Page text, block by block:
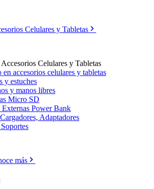
Celulares y Tabletas
Accesorios Celulares y Tabletas
en accesorios celulares y tabletas
y estuches
y manos libres
Micro SD
Externas Power Bank
Adaptadores
más